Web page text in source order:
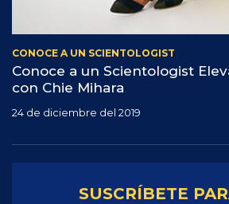
CONOCE A UN SCIENTOLOGIST
Conoce a un Scientologist
con Chie Mihara
24 de diciembre del 2019
SUSCRÍBETE